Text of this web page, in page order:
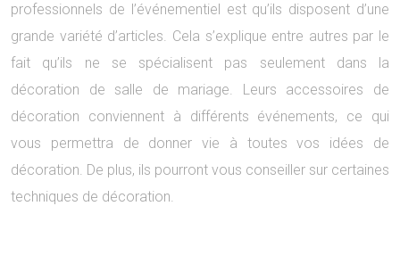
professionnels de l’événementiel est qu’ils disposent d’une
grande variété d’articles. Cela s’explique entre autres par le
fait qu’ils ne se spécialisent pas seulement dans la
décoration de salle de mariage. Leurs accessoires de
décoration conviennent à différents événements, ce qui
vous permettra de donner vie à toutes vos idées de
décoration. De plus, ils pourront vous conseiller sur certaines
techniques de décoration.